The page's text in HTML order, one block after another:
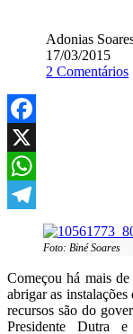
Adonias
17/03/2015
2 Comentários
Facebook
X
WhatsApp
Telegram
Foto: Biné Soares
Começou há mais
abrigar as
recursos são do
Presidente Dutra